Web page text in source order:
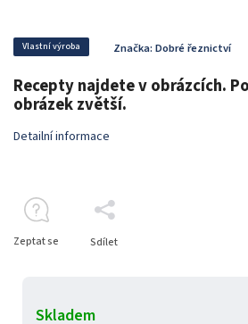
Vlastní výroba Značka: Dobré řeznictví
Skladem
Recepty najdete v obrázcích.
obrázek zvětší.
Detailní informace
Zeptat se Sdílet